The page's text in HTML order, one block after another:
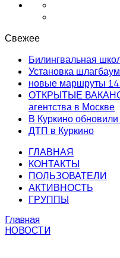
Свежее
Билингвальная
Установка
новые маршруты
ОТКРЫТЫЕ
агентства в Москве
В Куркино
ДТП в Куркино
ГЛАВНАЯ
КОНТАКТЫ
ПОЛЬЗОВАТЕЛИ
АКТИВНОСТЬ
ГРУППЫ
Главная
НОВОСТИ